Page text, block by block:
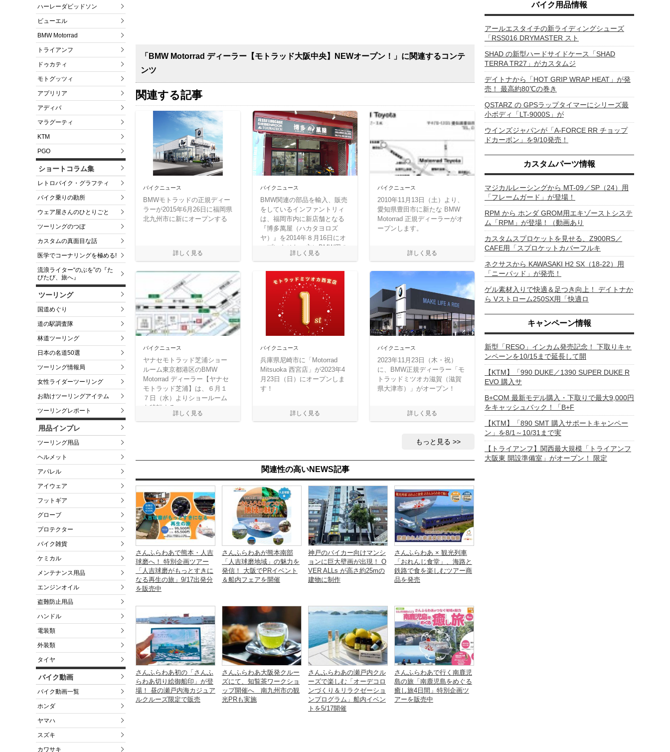
ハーレーダビッドソン
ビューエル
BMW Motorrad
トライアンフ
ドゥカティ
モトグッツィ
アプリリア
アディバ
マラグーティ
KTM
PGO
ショートコラム集
レトロバイク・グラフティ
バイク乗りの勘所
ウェア屋さんのひとりごと
ツーリングのつぼ
カスタムの真面目な話
医学でコーナリングを極める!
流浪ライター“のぶを”の『た
びたび、旅へ』
ツーリング
国道めぐり
道の駅調査隊
林道ツーリング
日本の名道50選
ツーリング情報局
女性ライダーツーリング
お助けツーリングアイテム
ツーリングレポート
用品インプレ
ツーリング用品
ヘルメット
アパレル
アイウェア
フットギア
グローブ
プロテクター
バイク雑貨
ケミカル
メンテナンス用品
エンジンオイル
盗難防止用品
ハンドル
電装類
外装類
タイヤ
バイク動画
バイク動画一覧
ホンダ
ヤマハ
スズキ
カワサキ
「BMW Motorrad ディーラー【モトラッド大阪中央】NEWオープン！」に関連するコンテ
ンツ
関連する記事
バイクニュース
BMWモトラッドの正規ディー
ラーが2015年6月26日に福岡県
北九州市に新にオープンする
バイクニュース
BMW関連の部品を輸入、販売
をしているインファントリィ
は、福岡市内に新店舗となる
『博多萬屋（ハカタヨロズ
ヤ）』を2014年８月16日にオ
ープンさせた。主にBMW用の
ラゲッジ・ボックスなどを取
バイクニュース
2010年11月13日（土）より、
愛知県豊田市に新たな BMW
Motorrad 正規ディーラーがオ
ープンします。
バイクニュース
ヤナセモトラッド芝浦ショー
ルーム東京都港区のBMW
Motorrad ディーラー【ヤナセ
モトラッド芝浦】は、６月１
７日（水）よりショールーム
を移転する。
バイクニュース
兵庫県尼崎市に「Motorrad
Mitsuoka 西宮店」が2023年4
月23日（日）にオープンしま
す！
バイクニュース
2023年11月23日（木・祝）
に、BMW正規ディーラー「モ
トラッドミツオカ滋賀（滋賀
県大津市）」がオープン！
もっと見る
関連性の高いNEWS記事
さんふらわあで熊本・人吉
球磨へ！ 特別企画ツアー
「人吉球磨がもっとすきに
なる再生の旅」9/17出発分
を販売中
さんふらわあが熊本南部
「人吉球磨地域」の魅力を
発信！ 大阪でPRイベント
＆船内フェアを開催
神戸のバイカー向けマンシ
ョンに巨大壁画が出現！ O
VER ALLs が高さ約25mの
建物に制作
さんふらわあ × 観光列車
「おれんじ食堂」、海路と
鉄路で食を楽しむツアー商
品を発売
さんふらわあ初の「さんふ
らわあ切り絵御船印」が登
場！ 昼の瀬戸内海カジュア
ルクルーズ限定で販売
さんふらわあ大阪発クルー
ズにて、知覧茶ワークショ
ップ開催へ 南九州市の観
光PRも実施
さんふらわあの瀬戸内クル
ーズで楽しむ「オーデコロ
ンづくり＆リラクゼーショ
ンプログラム」船内イベン
トを5/17開催
さんふらわあで行く南鹿児
島の旅「南鹿児島をめぐる
癒し旅4日間」特別企画ツ
アーを販売中
バイク用品情報
アールエスタイチの新ライディングシューズ
「RSS016 DRYMASTER スト
SHAD の新型ハードサイドケース「SHAD
TERRA TR27」がカスタムジ
デイトナから「HOT GRIP WRAP HEAT」が発
売！ 最高約80℃の巻き
QSTARZ の GPSラップタイマーにシリーズ最
小ボディ「LT-9000S」が
ウインズジャパンが「A-FORCE RR チョップ
ドカーボン」を9/10発売！
カスタムパーツ情報
マジカルレーシングから MT-09／SP（24）用
「フレームガード」が登場！
RPM から ホンダ GROM用エキゾーストシステ
ム「RPM」が登場！（動画あり
カスタムスプロケットを見せる、Z900RS／
CAFE用「スプロケットカバーフルキ
ネクサスから KAWASAKI H2 SX（18-22）用
「ニーパッド」が発売！
ゲル素材入りで快適＆足つき向上！ デイトナか
ら Vストローム250SX用「快適ロ
キャンペーン情報
新型「RESO」インカム発売記念！ 下取りキャ
ンペーンを10/15まで延長して開
【KTM】「990 DUKE／1390 SUPER DUKE R
EVO 購入サ
B+COM 最新モデル購入・下取りで最大9,000円
をキャッシュバック！「B+F
【KTM】「890 SMT 購入サポートキャンペー
ン」を8/1～10/31まで実
【トライアンフ】関西最大規模「トライアンフ
大阪東 開設準備室」がオープン！ 限定